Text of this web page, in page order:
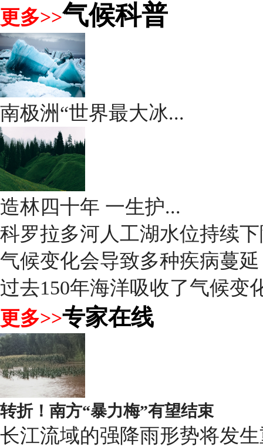
更多>>气候科普
南极洲“世界最大冰...
造林四十年 一生护...
科罗拉多河人工湖水位持续
气候变化会导致多种疾病蔓延
过去150年海洋吸收了气候变
更多>>专家在线
转折！南方“暴力梅”有望结束
长江流域的强降雨形势将发